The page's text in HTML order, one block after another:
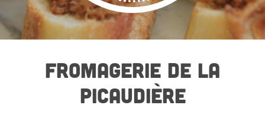
FROMAGERIE DE LA
PICAUDIÈRE